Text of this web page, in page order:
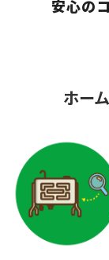
安心の
ホー